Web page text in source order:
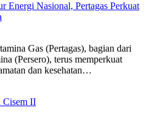
Energi Nasional, Pertagas Perkuat
Gas (Pertagas), bagian dari
(Persero), terus memperkuat
dan kesehatan…
Cisem II